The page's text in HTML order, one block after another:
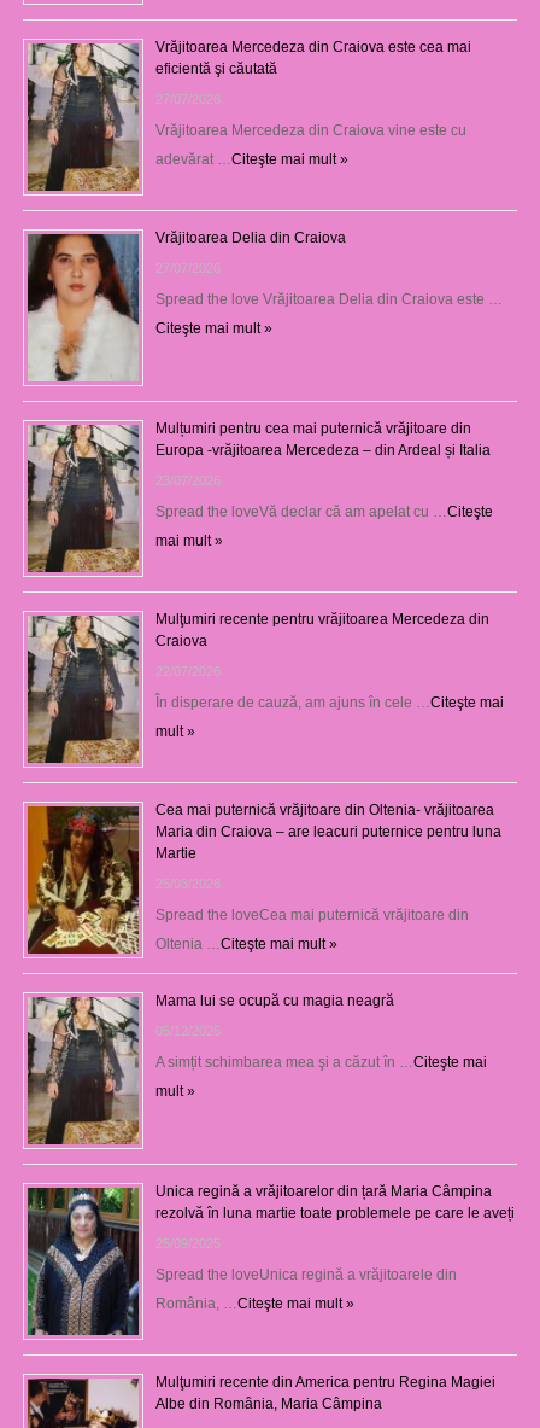
Vrăjitoarea Mercedeza din Craiova este cea mai
eficientă şi căutată
27/07/2026
Vrăjitoarea Mercedeza din Craiova vine este cu
adevărat …Citeşte mai mult »
Vrăjitoarea Delia din Craiova
27/07/2026
Spread the love Vrăjitoarea Delia din Craiova este …
Citeşte mai mult »
Mulțumiri pentru cea mai puternică vrăjitoare din
Europa -vrăjitoarea Mercedeza – din Ardeal și Italia
23/07/2026
Spread the loveVă declar că am apelat cu …Citeşte
mai mult »
Mulţumiri recente pentru vrăjitoarea Mercedeza din
Craiova
22/07/2026
În disperare de cauză, am ajuns în cele …Citeşte mai
mult »
Cea mai puternică vrăjitoare din Oltenia- vrăjitoarea
Maria din Craiova – are leacuri puternice pentru luna
Martie
25/03/2026
Spread the loveCea mai puternică vrăjitoare din
Oltenia …Citeşte mai mult »
Mama lui se ocupă cu magia neagră
05/12/2025
A simțit schimbarea mea şi a căzut în …Citeşte mai
mult »
Unica regină a vrăjitoarelor din țară Maria Câmpina
rezolvă în luna martie toate problemele pe care le aveți
25/09/2025
Spread the loveUnica regină a vrăjitoarele din
România, …Citeşte mai mult »
Mulţumiri recente din America pentru Regina Magiei
Albe din România, Maria Câmpina